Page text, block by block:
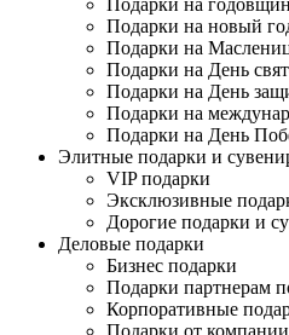
Подарки на
Подарки на новый
Подарки на
Подарки на День
Подарки на День
Подарки на
Подарки на День
Элитные подарки и
VIP подарки
Эксклюзивные
Дорогие подарки и
Деловые подарки
Бизнес подарки
Подарки партнерам
Корпоративные
Подарки от